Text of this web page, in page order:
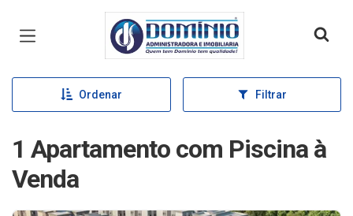
Página inicial
Ordenar Filtrar
1 Apartamento com Piscina à
Venda